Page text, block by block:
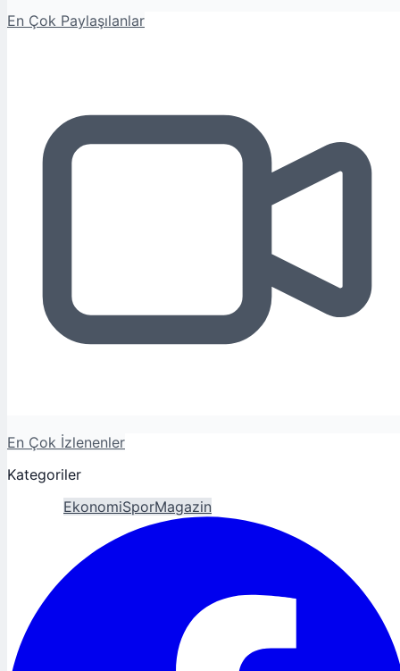
En Çok Paylaşılanlar
En Çok İzlenenler
Kategoriler
EkonomiSporMagazin